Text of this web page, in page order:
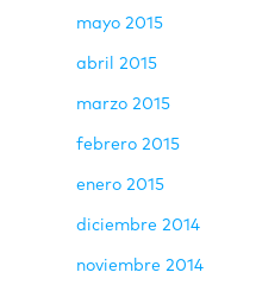
mayo 2015
abril 2015
marzo 2015
febrero 2015
enero 2015
diciembre 2014
noviembre 2014